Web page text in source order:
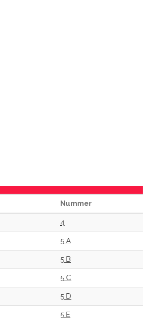
Nummer
4
5 A
5 B
5 C
5 D
5 E